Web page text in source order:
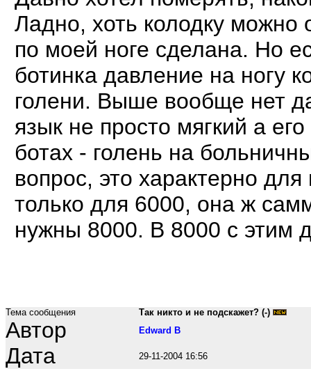
Ладно, хоть колодку можно
по моей ноге сделана. Но
ботинка давление на ногу
голени. Выше вообще нет
язык не просто мягкий а
ботах - голень на
вопрос, это характерно
только для 6000, она ж
нужны 8000. В 8000 с этим
Тема сообщения Так никто и не подскажет? (-)
Автор Edward B
Дата 29-11-2004 16:56